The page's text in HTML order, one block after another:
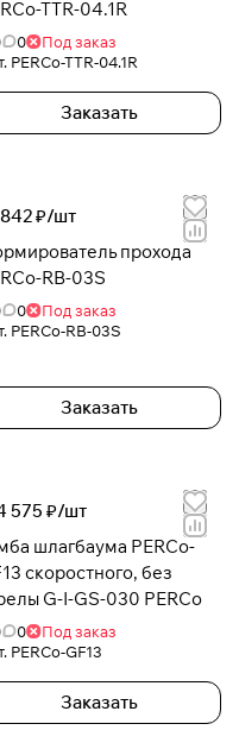
TTR-04.1R
0
Под заказ
PERCo-TTR-04.1R
Заказать
₽/шт
прохода
RB-03S
0
Под заказ
PERCo-RB-03S
Заказать
575 ₽/шт
шлагбаума PERCo-
скоростного, без
стрелы G-I-GS-030 PERCo
0
Под заказ
PERCo-GF13
Заказать